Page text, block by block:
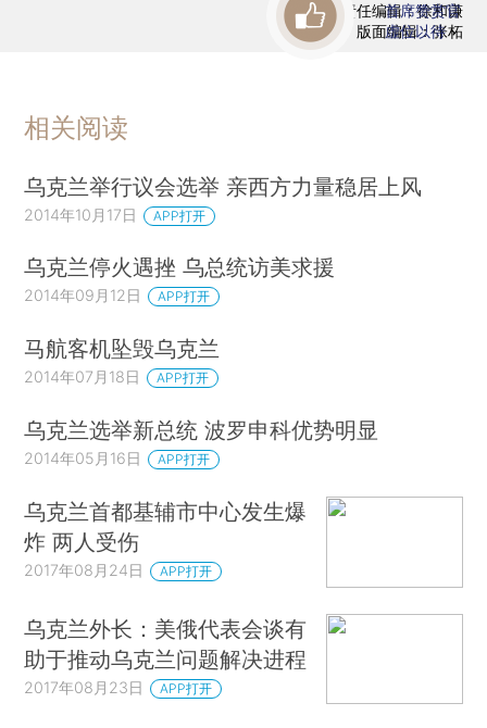
责任编辑：徐和谦
版面编辑：张柘
首席赞赏官
虚位以待
相关阅读
乌克兰举行议会选举 亲西方力量稳居上风
2014年10月17日 APP打开
乌克兰停火遇挫 乌总统访美求援
2014年09月12日 APP打开
马航客机坠毁乌克兰
2014年07月18日 APP打开
乌克兰选举新总统 波罗申科优势明显
2014年05月16日 APP打开
乌克兰首都基辅市中心发生爆
炸 两人受伤
2017年08月24日 APP打开
乌克兰外长：美俄代表会谈有
助于推动乌克兰问题解决进程
2017年08月23日 APP打开